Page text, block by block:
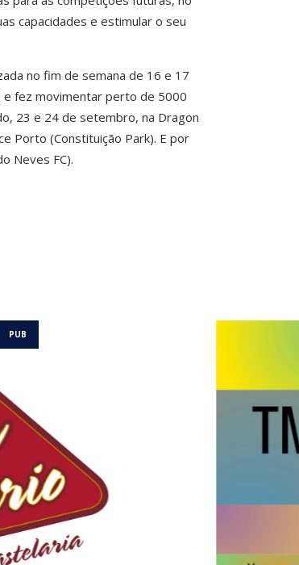
capacidades e estimular o seu
no fim de semana de 16 e 17
e fez movimentar perto de 5000
23 e 24 de setembro, na Dragon
Porto (Constituição Park). E por
Neves FC).